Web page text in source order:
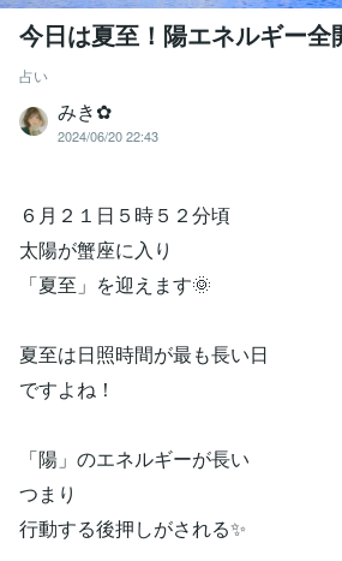
今日は夏至！陽エネルギー全
占い
みき✿
2024/06/20 22:43
６月２１日５時５２分頃
太陽が蟹座に入り
「夏至」を迎えます🌞
夏至は日照時間が最も長い日
ですよね！
「陽」のエネルギーが長い
つまり
行動する後押しがされる✨